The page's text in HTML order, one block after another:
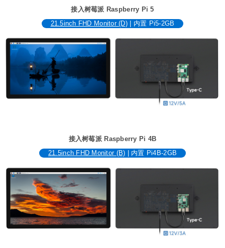
接入树莓派 Raspberry Pi 5
21.5inch FHD Monitor (D)| 内置 Pi5-2GB
接入树莓派 Raspberry Pi 4B
21.5inch FHD Monitor (B) | 内置 Pi4B-2GB